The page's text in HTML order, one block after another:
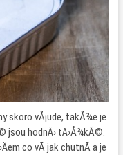
skoro vÅ¡ude, takÅ¾e je
jsou hodnÄ› tÄ›Å¾kÃ©.
co vÃ­ jak chutnÃ­ a je